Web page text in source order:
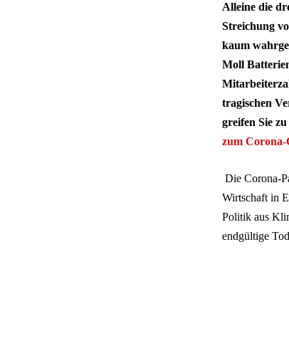
Alleine die
Streichung
kaum
Moll
tragischen
greifen Sie
zum Corona-
Die Corona-
Wirtschaft in
Politik aus
endgültige